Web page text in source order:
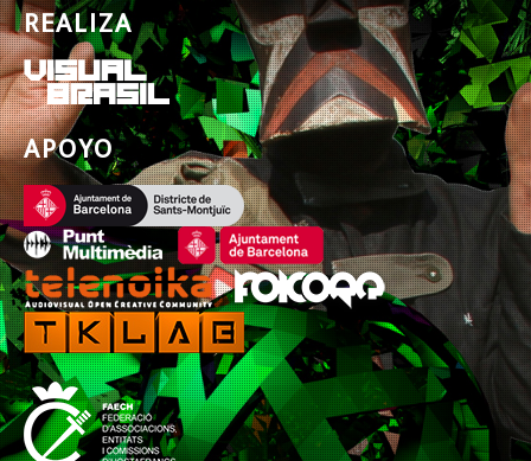
REALIZA
APOYO